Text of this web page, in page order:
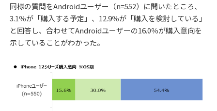
同様の質問をAndroidユーザー（n=552）に聞いたところ、
3.1％が「購入する予定」、12.9％が「購入を検討している」
と回答し、合わせてAndroidユーザーの16.0％が購入意向を
示していることがわかった。